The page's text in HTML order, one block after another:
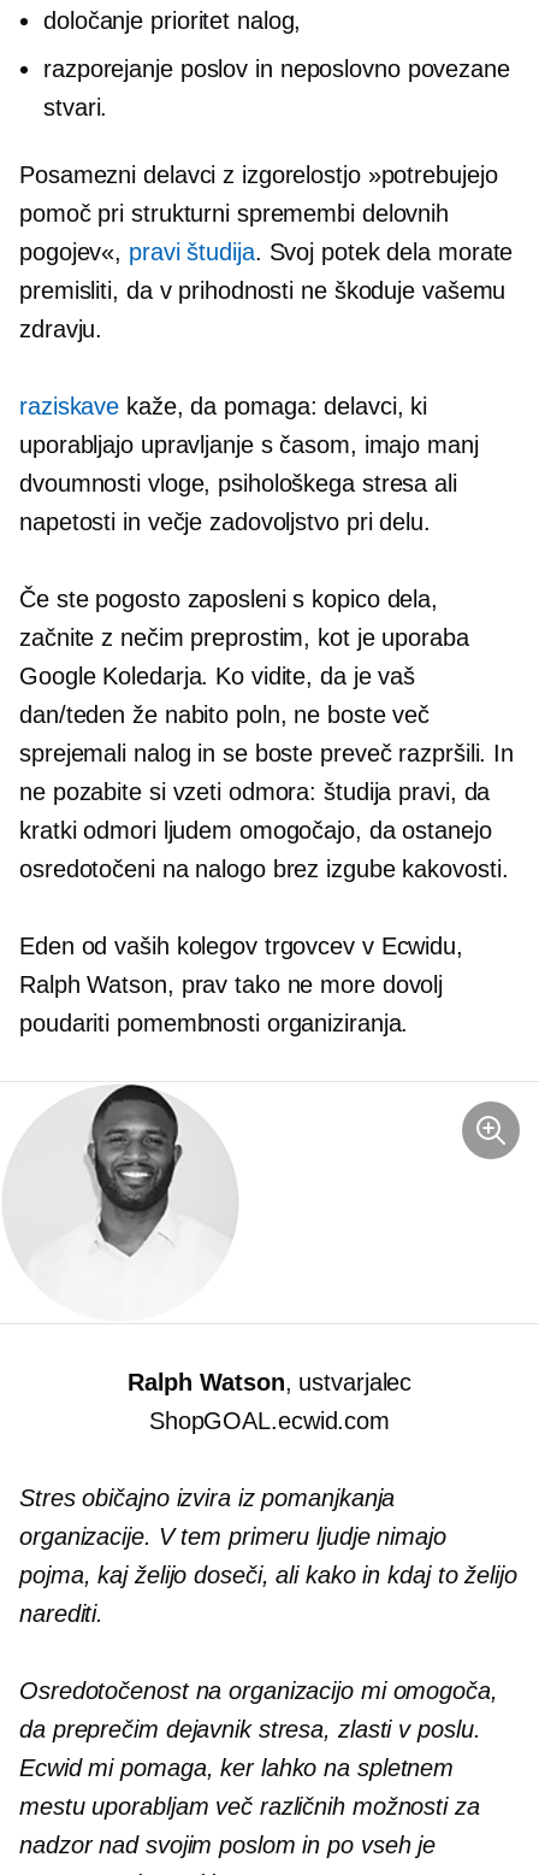
določanje prioritet nalog,
razporejanje poslov in neposlovno povezane
stvari.
Posamezni delavci z izgorelostjo »potrebujejo
pomoč pri strukturni spremembi delovnih
pogojev«, pravi študija. Svoj potek dela morate
premisliti, da v prihodnosti ne škoduje vašemu
zdravju.
raziskave kaže, da pomaga: delavci, ki
uporabljajo upravljanje s časom, imajo manj
dvoumnosti vloge, psihološkega stresa ali
napetosti in večje zadovoljstvo pri delu.
Če ste pogosto zaposleni s kopico dela,
začnite z nečim preprostim, kot je uporaba
Google Koledarja. Ko vidite, da je vaš
dan/teden že nabito poln, ne boste več
sprejemali nalog in se boste preveč razpršili. In
ne pozabite si vzeti odmora: študija pravi, da
kratki odmori ljudem omogočajo, da ostanejo
osredotočeni na nalogo brez izgube kakovosti.
Eden od vaših kolegov trgovcev v Ecwidu,
Ralph Watson, prav tako ne more dovolj
poudariti pomembnosti organiziranja.
Ralph Watson, ustvarjalec
ShopGOAL.ecwid.com
Stres običajno izvira iz pomanjkanja
organizacije. V tem primeru ljudje nimajo
pojma, kaj želijo doseči, ali kako in kdaj to želijo
narediti.
Osredotočenost na organizacijo mi omogoča,
da preprečim dejavnik stresa, zlasti v poslu.
Ecwid mi pomaga, ker lahko na spletnem
mestu uporabljam več različnih možnosti za
nadzor nad svojim poslom in po vseh je